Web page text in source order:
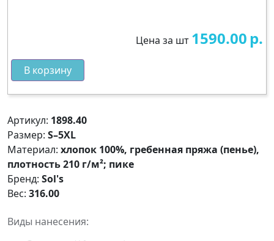
Цена за шт 1590.00р.
В корзину
Артикул: 1898.40
Размер: S–5XL
Материал: хлопок 100%, гребенная пряжа (пенье),
плотность 210 г/м²; пике
Бренд: Sol's
Вес: 316.00
Виды нанесения: